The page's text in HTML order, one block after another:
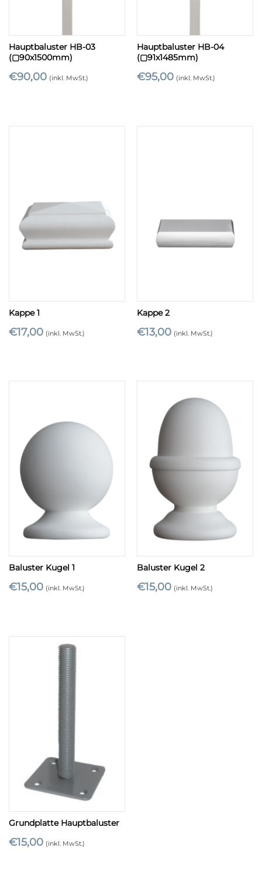
Hauptbaluster HB-03
(▢90x1500mm)
€90,00 (inkl. MwSt.)
Hauptbaluster HB-04
(▢91x1485mm)
€95,00 (inkl. MwSt.)
Kappe 1
€17,00 (inkl. MwSt.)
Kappe 2
€13,00 (inkl. MwSt.)
Baluster Kugel 1
€15,00 (inkl. MwSt.)
Baluster Kugel 2
€15,00 (inkl. MwSt.)
Grundplatte Hauptbaluster
€15,00 (inkl. MwSt.)